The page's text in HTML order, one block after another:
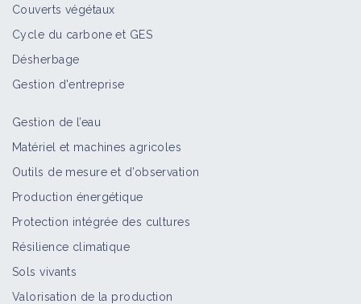
Couverts végétaux
Cycle du carbone et GES
Désherbage
Gestion d'entreprise
Gestion de l’eau
Matériel et machines agricoles
Outils de mesure et d’observation
Production énergétique
Protection intégrée des cultures
Résilience climatique
Sols vivants
Valorisation de la production